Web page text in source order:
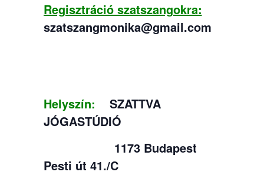
Regisztráció szatszangokra:
szatszangmonika@gmail.com
Helyszín:
SZATTVA
JÓGASTÚDIÓ
1173 Budapest
Pesti út 41./C